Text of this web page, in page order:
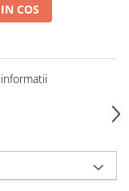
COS